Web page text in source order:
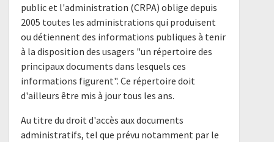
public et l'administration (CRPA) oblige depuis
2005 toutes les administrations qui produisent
ou détiennent des informations publiques à tenir
à la disposition des usagers "un répertoire des
principaux documents dans lesquels ces
informations figurent". Ce répertoire doit
d'ailleurs être mis à jour tous les ans.
Au titre du droit d'accès aux documents
administratifs, tel que prévu notamment par le